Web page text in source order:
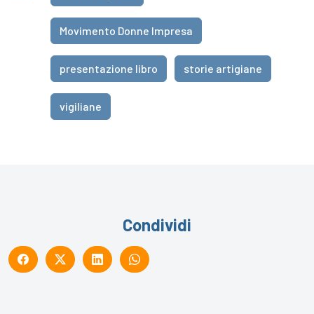
Movimento Donne Impresa
presentazione libro storie artigiane
vigiliane
Condividi